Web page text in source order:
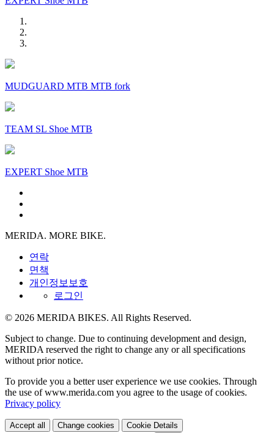
MUDGUARD MTB MTB fork
TEAM SL Shoe MTB
EXPERT Shoe MTB
MERIDA. MORE BIKE.
연락
면책
개인정보보호
로그인
© 2026 MERIDA BIKES. All Rights Reserved.
Subject to change. Due to continuing development and design,
MERIDA reserved the right to change any or all specifications
without prior notice.
To provide you a better user experience we use cookies. Through
the use of www.merida.com you agree to the usage of cookies.
Privacy policy
Accept all Change cookies Cookie Details